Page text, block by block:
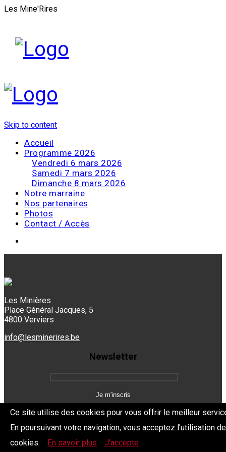
Les Mine'Rires
Skip to content
Accueil
Programme 2026
Vendredi 6 mars 2026
Samedi 7 mars 2026
Dimanche 8 mars 2026
Notre marraine
Nos partenaires
Photos
Contact / Accès
Les Minières
Place Général Jacques, 5
4800 Verviers
info@lesminerires.be
Newsletter
Copyright 2026 Les Mine'Rires - Politique de confidentialité
Ce site utilise des cookies pour vous offrir le meilleur
En poursuivant votre navigation, vous acceptez l'utilisation
cookies.
En savoir plus J'accepte